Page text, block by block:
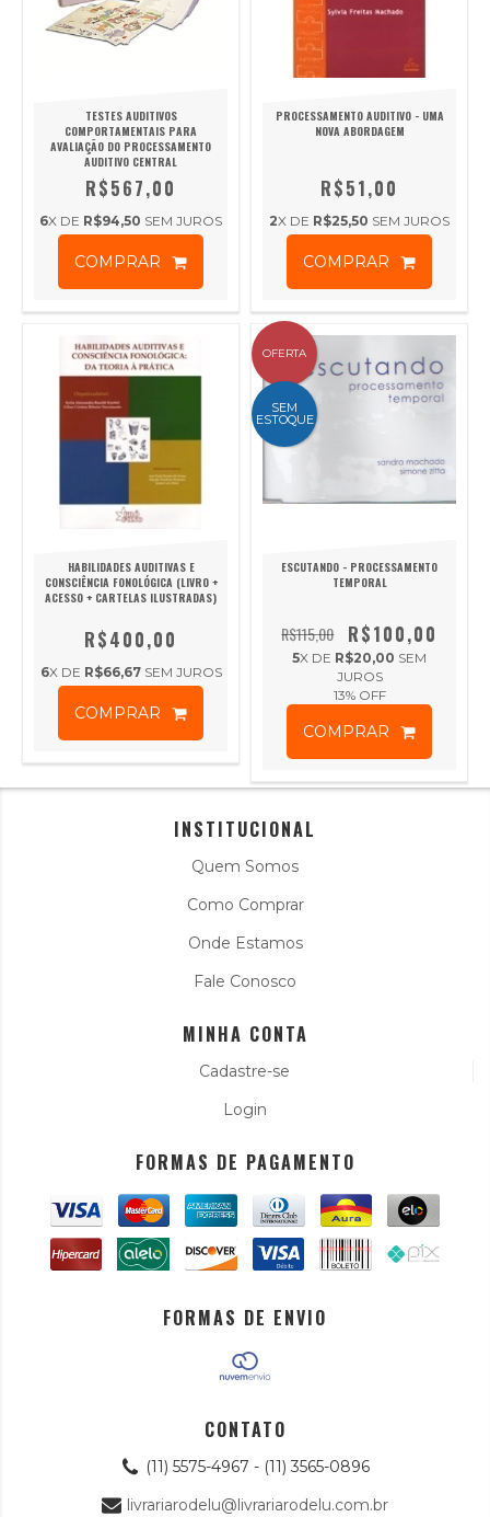
TESTES AUDITIVOS
COMPORTAMENTAIS PARA
AVALIAÇÃO DO PROCESSAMENTO
AUDITIVO CENTRAL
R$567,00
6X DE R$94,50 SEM JUROS
COMPRAR
PROCESSAMENTO AUDITIVO - UMA
NOVA ABORDAGEM
R$51,00
2X DE R$25,50 SEM JUROS
COMPRAR
HABILIDADES AUDITIVAS E
CONSCIÊNCIA FONOLÓGICA (LIVRO +
ACESSO + CARTELAS ILUSTRADAS)
R$400,00
6X DE R$66,67SEM JUROS
COMPRAR
OFERTA
SEM
ESTOQUE
ESCUTANDO - PROCESSAMENTO
TEMPORAL
R$115,00
13% OFF
R$100,00
5X DE R$20,00 SEM
JUROS
COMPRAR
INSTITUCIONAL
Quem Somos
Como Comprar
Onde Estamos
Fale Conosco
MINHA CONTA
Cadastre-se
Login
FORMAS DE PAGAMENTO
FORMAS DE ENVIO
CONTATO
(11) 5575-4967 - (11) 3565-0896
livrariarodelu@livrariarodelu.com.br